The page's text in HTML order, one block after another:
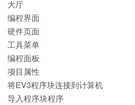
大厅
编程界面
硬件页面
工具菜单
编程面板
项目属性
将EV3程序块连接到计算机
导入程序块程序